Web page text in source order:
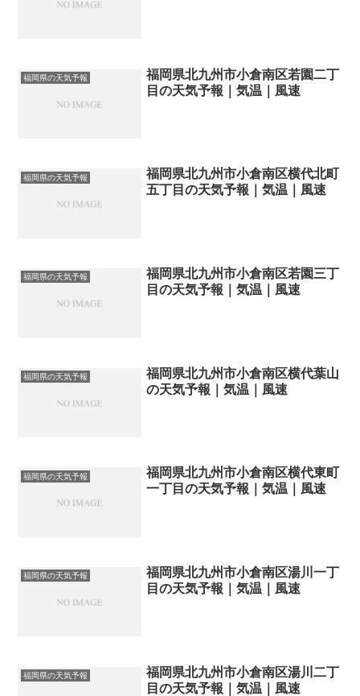
福岡県の天気予報
福岡県北九州市小倉南区若園二丁
目の天気予報｜気温｜風速
福岡県の天気予報
福岡県北九州市小倉南区横代北町
五丁目の天気予報｜気温｜風速
福岡県の天気予報
福岡県北九州市小倉南区若園三丁
目の天気予報｜気温｜風速
福岡県の天気予報
福岡県北九州市小倉南区横代葉山
の天気予報｜気温｜風速
福岡県の天気予報
福岡県北九州市小倉南区横代東町
一丁目の天気予報｜気温｜風速
福岡県の天気予報
福岡県北九州市小倉南区湯川一丁
目の天気予報｜気温｜風速
福岡県の天気予報
福岡県北九州市小倉南区湯川二丁
目の天気予報｜気温｜風速